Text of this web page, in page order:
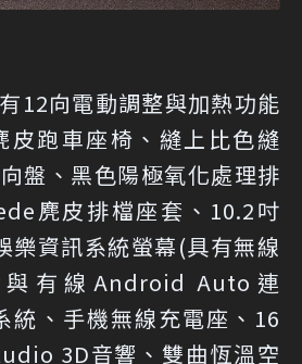
12向電動調整與加熱功能
跑車座椅、縫上比色縫
盤、黑色陽極氧化處理排
麂皮排檔座套、10.2吋
樂資訊系統螢幕(具有無線
與有線Android Auto連
統、手機無線充電座、16
3D音響、雙曲恆溫空